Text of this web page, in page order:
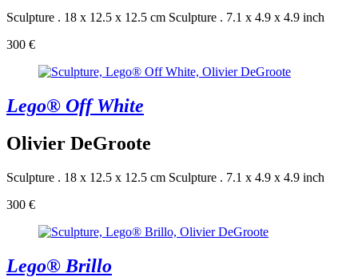
Sculpture . 18 x 12.5 x 12.5 cm Sculpture . 7.1 x 4.9 x 4.9 inch
300 €
Lego® Off White
Olivier DeGroote
Sculpture . 18 x 12.5 x 12.5 cm Sculpture . 7.1 x 4.9 x 4.9 inch
300 €
Lego® Brillo